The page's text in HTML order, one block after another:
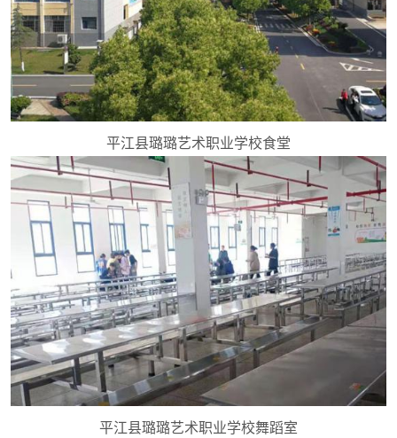
平江县璐璐艺术职业学校食堂
平江县璐璐艺术职业学校舞蹈室